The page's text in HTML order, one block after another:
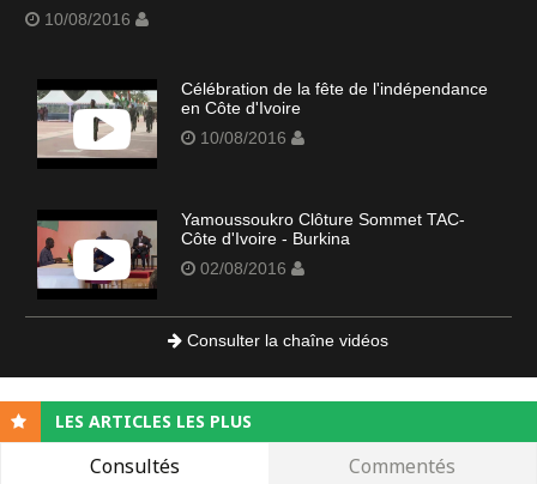
10/08/2016
Célébration de la fête de l'indépendance
en Côte d'Ivoire
10/08/2016
Yamoussoukro Clôture Sommet TAC-
Côte d'Ivoire - Burkina
02/08/2016
Consulter la chaîne vidéos
LES ARTICLES LES PLUS
Consultés Commentés